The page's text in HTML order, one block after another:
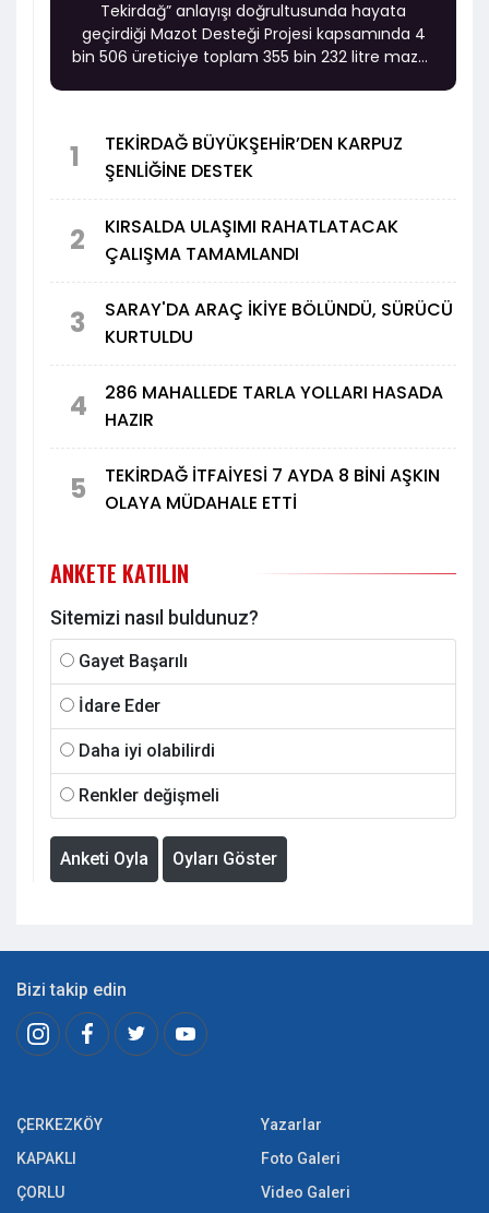
Tekirdağ” anlayışı doğrultusunda hayata
geçirdiği Mazot Desteği Projesi kapsamında 4
bin 506 üreticiye toplam 355 bin 232 litre mazot
1
TEKİRDAĞ BÜYÜKŞEHİR’DEN KARPUZ
ŞENLİĞİNE DESTEK
2
KIRSALDA ULAŞIMI RAHATLATACAK
ÇALIŞMA TAMAMLANDI
3
SARAY'DA ARAÇ İKİYE BÖLÜNDÜ, SÜRÜCÜ
KURTULDU
4
286 MAHALLEDE TARLA YOLLARI HASADA
HAZIR
5
TEKİRDAĞ İTFAİYESİ 7 AYDA 8 BİNİ AŞKIN
OLAYA MÜDAHALE ETTİ
ANKETE KATILIN
Sitemizi nasıl buldunuz?
Gayet Başarılı
İdare Eder
Daha iyi olabilirdi
Renkler değişmeli
Anketi Oyla Oyları Göster
Bizi takip edin
ÇERKEZKÖY
KAPAKLI
ÇORLU
Yazarlar
Foto Galeri
Video Galeri